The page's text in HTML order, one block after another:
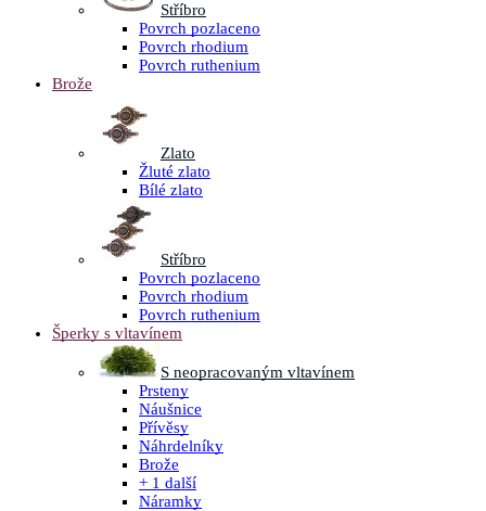
Stříbro
Povrch pozlaceno
Povrch rhodium
Povrch ruthenium
Brože
Zlato
Žluté zlato
Bílé zlato
Stříbro
Povrch pozlaceno
Povrch rhodium
Povrch ruthenium
Šperky s vltavínem
S neopracovaným vltavínem
Prsteny
Náušnice
Přívěsy
Náhrdelníky
Brože
+ 1 další
Náramky